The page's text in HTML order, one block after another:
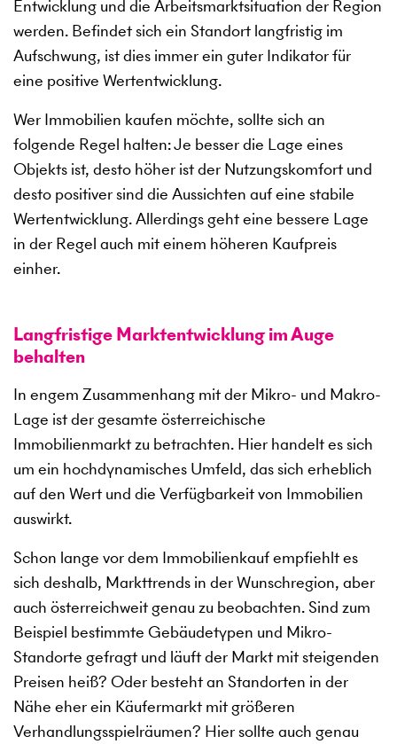
Entwicklung und die Arbeitsmarktsituation der Region
werden. Befindet sich ein Standort langfristig im
Aufschwung, ist dies immer ein guter Indikator für
eine positive Wertentwicklung.
Wer Immobilien kaufen möchte, sollte sich an
folgende Regel halten: Je besser die Lage eines
Objekts ist, desto höher ist der Nutzungskomfort und
desto positiver sind die Aussichten auf eine stabile
Wertentwicklung. Allerdings geht eine bessere Lage
in der Regel auch mit einem höheren Kaufpreis
einher.
Langfristige Marktentwicklung im Auge
behalten
In engem Zusammenhang mit der Mikro- und Makro-
Lage ist der gesamte österreichische
Immobilienmarkt zu betrachten. Hier handelt es sich
um ein hochdynamisches Umfeld, das sich erheblich
auf den Wert und die Verfügbarkeit von Immobilien
auswirkt.
Schon lange vor dem Immobilienkauf empfiehlt es
sich deshalb, Markttrends in der Wunschregion, aber
auch österreichweit genau zu beobachten. Sind zum
Beispiel bestimmte Gebäudetypen und Mikro-
Standorte gefragt und läuft der Markt mit steigenden
Preisen heiß? Oder besteht an Standorten in der
Nähe eher ein Käufermarkt mit größeren
Verhandlungsspielräumen? Hier sollte auch genau